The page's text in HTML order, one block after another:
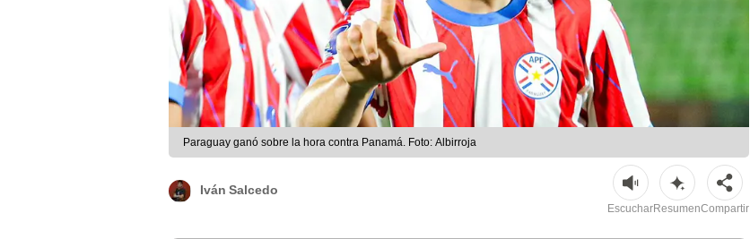
Paraguay ganó sobre la hora contra Panamá. Foto: Albirroja
Iván Salcedo
EscucharResumenCompartir